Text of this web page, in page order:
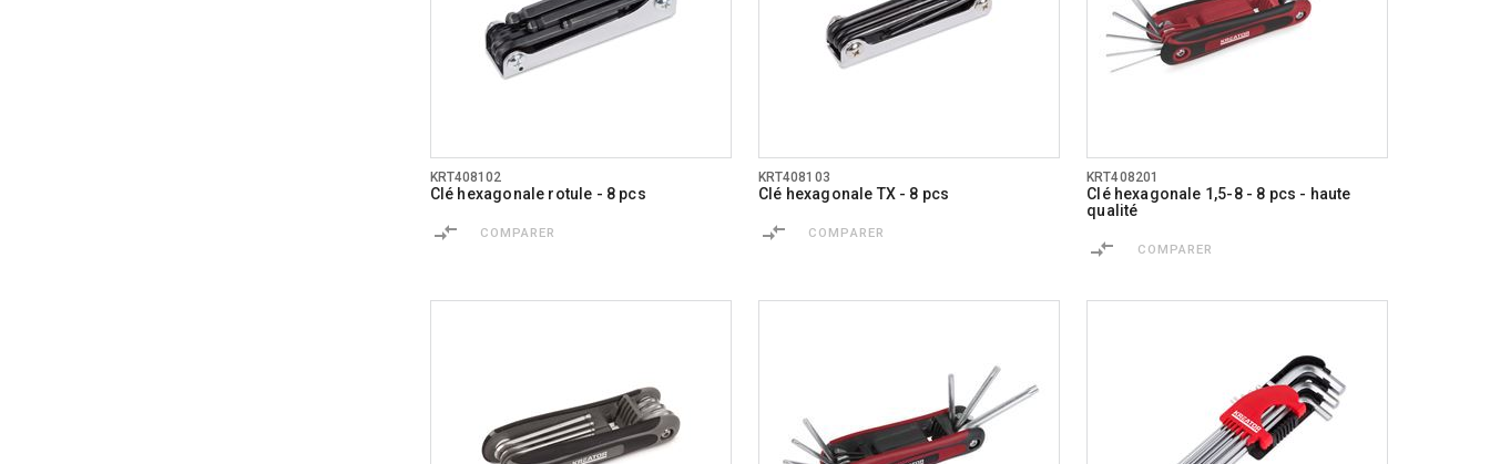
KRT408102
Clé hexagonale rotule - 8 pcs
COMPARER
KRT408103
Clé hexagonale TX - 8 pcs
COMPARER
KRT408201
Clé hexagonale 1,5-8 - 8 pcs - haute
qualité
COMPARER